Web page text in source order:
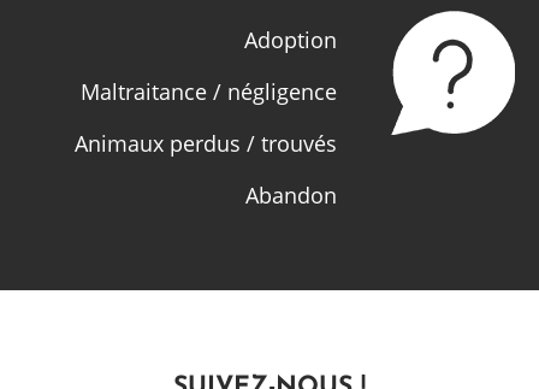
Adoption
Maltraitance / négligence
Animaux perdus / trouvés
Abandon